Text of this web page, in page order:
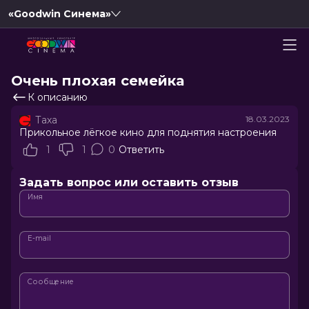
«Goodwin Синема»
Очень плохая семейка
К описанию
Таха
18.03.2023
Прикольное лёгкое кино для поднятия настроения
1
1 0 Ответить
Задать вопрос или оставить отзыв
Имя
E-mail
Сообщение